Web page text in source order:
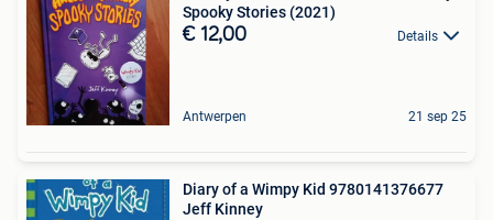
Spooky Stories (2021)
€ 12,00 Details
Antwerpen 21 sep 25
Diary of a Wimpy Kid 9780141376677
Jeff Kinney